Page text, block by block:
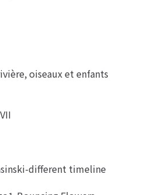
oiseaux et enfants
different timeline